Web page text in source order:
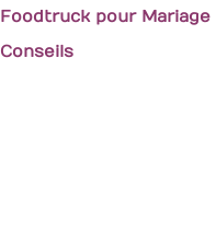
Foodtruck pour
Conseils